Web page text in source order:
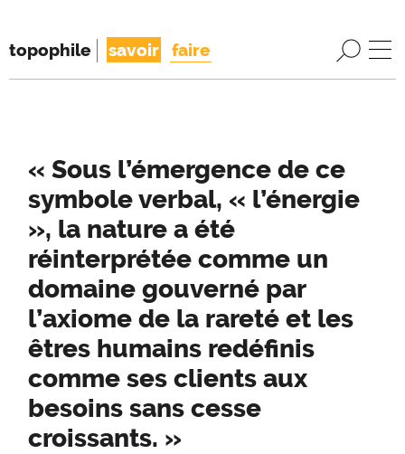
topophile savoir faire
« Sous l’émergence de ce
symbole verbal, « l’énergie
», la nature a été
réinterprétée comme un
domaine gouverné par
l’axiome de la rareté et les
êtres humains redéfinis
comme ses clients aux
besoins sans cesse
croissants. »